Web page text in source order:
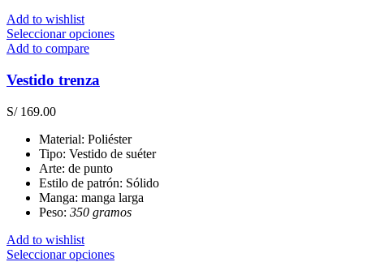
Add to wishlist
Seleccionar opcionesEste
se
pueden
en
la
página
Add to compare
Vestido trenza
S/169.00
Material: Poliéster
Tipo: Vestido de suéter
Arte: de punto
Estilo de patrón: Sólido
Manga: manga larga
Peso: 350 gramos
Add to wishlist
Seleccionar opcionesEste